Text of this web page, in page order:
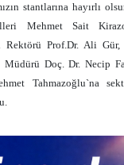
stantlarına hayırlı
Mehmet Sait
Rektörü Prof.Dr. Ali
Doç. Dr. Necip
Tahmazoğlu`na